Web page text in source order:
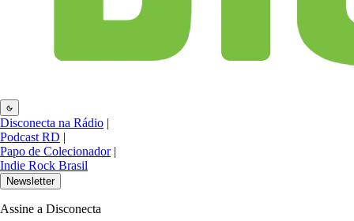
Disconecta na Rádio |
Podcast RD |
Papo de Colecionador |
Indie Rock Brasil
Newsletter
Assine a Disconecta